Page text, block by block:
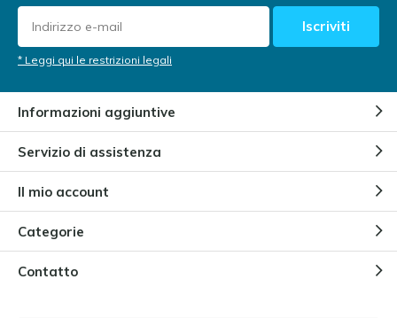
Iscriviti
* Leggi qui le restrizioni legali
Informazioni aggiuntive
Servizio di assistenza
Il mio account
Categorie
Contatto